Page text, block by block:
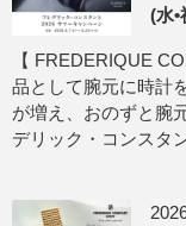
(水•
【 FREDERIQUE
品として腕元に時計
が増え、おのずと腕
デリック・コンスタ